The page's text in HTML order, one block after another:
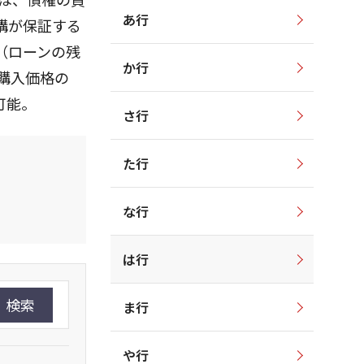
が保証する
ローンの残
入価格の
。
検索
あ行
か行
さ行
た行
な行
は行
ま行
や行